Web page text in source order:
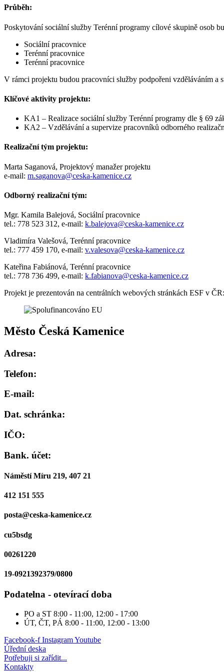
Průběh:
Poskytování sociální služby Terénní programy cílové skupině osob
Sociální pracovnice
Terénní pracovnice
Terénní pracovnice
V rámci projektu budou pracovníci služby podpořeni vzděláváním a
Klíčové aktivity projektu:
KA1 – Realizace sociální služby Terénní programy dle § 69
KA2 – Vzdělávání a supervize pracovníků odborného
Realizační tým projektu:
Marta Saganová, Projektový manažer projektu
e-mail: m.saganova@ceska-kamenice.cz
Odborný realizační tým:
Mgr. Kamila Balejová, Sociální pracovnice
tel.: 778 523 312, e-mail: k.balejova@ceska-kamenice.cz
Vladimíra Valešová, Terénní pracovnice
tel.: 777 459 170, e-mail: v.valesova@ceska-kamenice.cz
Kateřina Fabiánová, Terénní pracovnice
tel.: 778 736 499, e-mail: k.fabianova@ceska-kamenice.cz
Projekt je prezentován na centrálních webových stránkách ESF v
Město Česká Kamenice
Adresa:
Telefon:
E-mail:
Dat. schránka:
IČO:
Bank. účet:
Náměstí Míru 219, 407 21
412 151 555
posta@ceska-kamenice.cz
cu5bsdg
00261220
19-0921392379/0800
Podatelna - otevírací doba
PO a ST 8:00 - 11:00, 12:00 - 17:00
ÚT, ČT, PÁ 8:00 - 11:00, 12:00 - 13:00
Facebook-f InstagramYoutube
Úřední deska
Potřebuji si zařídit...
Kontakty